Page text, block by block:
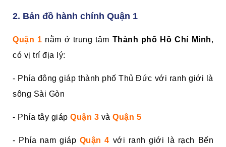
2. Bản đồ hành chính Quận 1
Quận 1 nằm ở trung tâm Thành phố Hồ Chí Minh,
có vị trí địa lý:
- Phía đông giáp thành phố Thủ Đức với ranh giới là
sông Sài Gòn
- Phía tây giáp Quận 3 và Quận 5
- Phía nam giáp Quận 4 với ranh giới là rạch Bến